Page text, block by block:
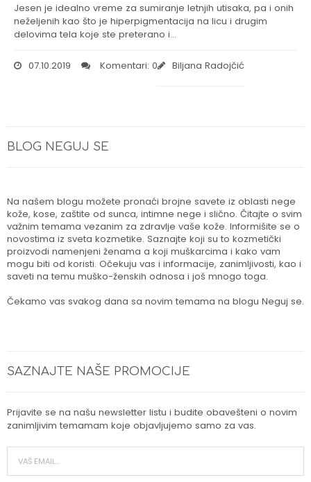
Jesen je idealno vreme za sumiranje letnjih utisaka, pa i onih
neželjenih kao što je hiperpigmentacija na licu i drugim
delovima tela koje ste preterano i…
07.10.2019 Komentari: 0 Biljana Radojčić
BLOG NEGUJ SE
Na našem blogu možete pronaći brojne savete iz oblasti nege
kože, kose, zaštite od sunca, intimne nege i slično. Čitajte o svim
važnim temama vezanim za zdravlje vaše kože. Informišite se o
novostima iz sveta kozmetike. Saznajte koji su to kozmetički
proizvodi namenjeni ženama a koji muškarcima i kako vam
mogu biti od koristi. Očekuju vas i informacije, zanimljivosti, kao i
saveti na temu muško-ženskih odnosa i još mnogo toga.
Čekamo vas svakog dana sa novim temama na blogu Neguj se.
SAZNAJTE NAŠE PROMOCIJE
Prijavite se na našu newsletter listu i budite obavešteni o novim
zanimljivim temamam koje objavljujemo samo za vas.